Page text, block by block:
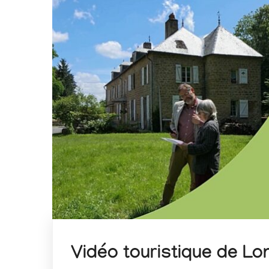
Vidéo touristique de